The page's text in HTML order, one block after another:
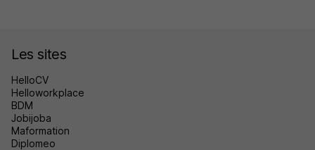
Les sites
HelloCV
Helloworkplace
BDM
Jobijoba
Maformation
Diplomeo